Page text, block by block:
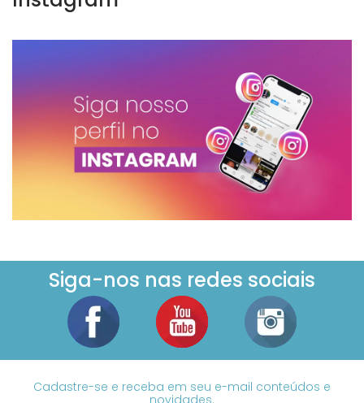
Siga-nos nas redes sociais
Cadastre-se e receba em seu e-mail conteúdos e